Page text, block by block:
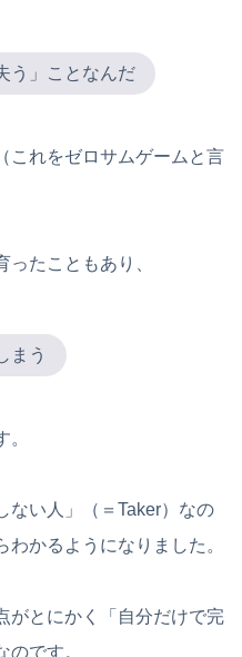
う」ことなんだ
これをゼロサムゲームと言
ったこともあり、
まう
ない人」（＝Taker）なの
かるようになりました。
がとにかく「自分だけで完
です。